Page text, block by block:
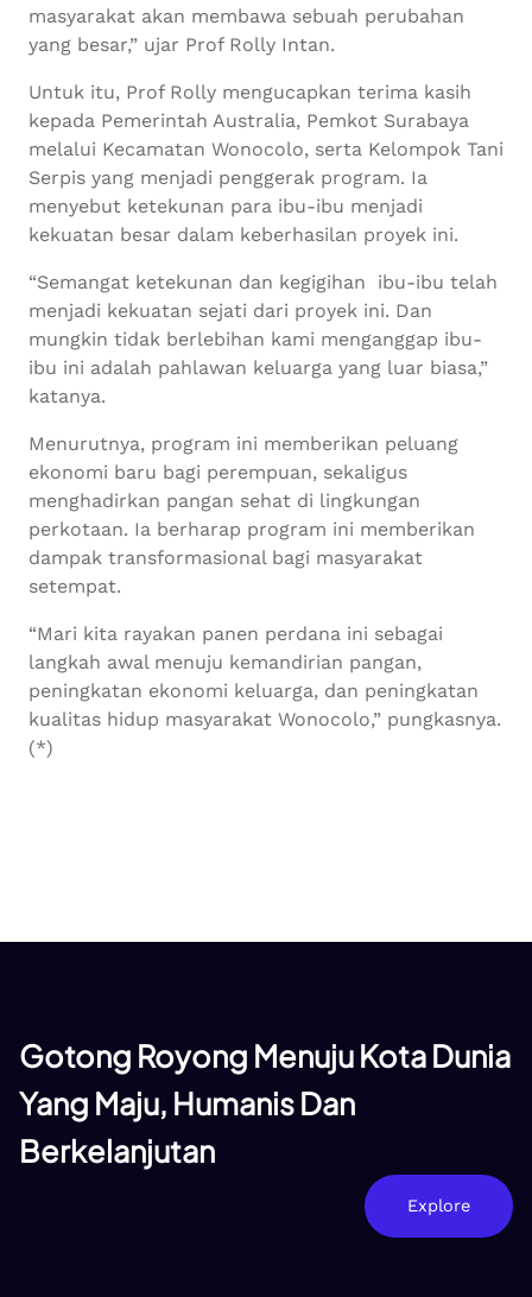
masyarakat akan membawa sebuah perubahan
yang besar,” ujar Prof Rolly Intan.
Untuk itu, Prof Rolly mengucapkan terima kasih
kepada Pemerintah Australia, Pemkot Surabaya
melalui Kecamatan Wonocolo, serta Kelompok Tani
Serpis yang menjadi penggerak program. Ia
menyebut ketekunan para ibu-ibu menjadi
kekuatan besar dalam keberhasilan proyek ini.
“Semangat ketekunan dan kegigihan ibu-ibu telah
menjadi kekuatan sejati dari proyek ini. Dan
mungkin tidak berlebihan kami menganggap ibu-
ibu ini adalah pahlawan keluarga yang luar biasa,”
katanya.
Menurutnya, program ini memberikan peluang
ekonomi baru bagi perempuan, sekaligus
menghadirkan pangan sehat di lingkungan
perkotaan. Ia berharap program ini memberikan
dampak transformasional bagi masyarakat
setempat.
“Mari kita rayakan panen perdana ini sebagai
langkah awal menuju kemandirian pangan,
peningkatan ekonomi keluarga, dan peningkatan
kualitas hidup masyarakat Wonocolo,” pungkasnya.
(*)
Gotong Royong Menuju Kota Dunia
Yang Maju, Humanis Dan
Berkelanjutan
Explore